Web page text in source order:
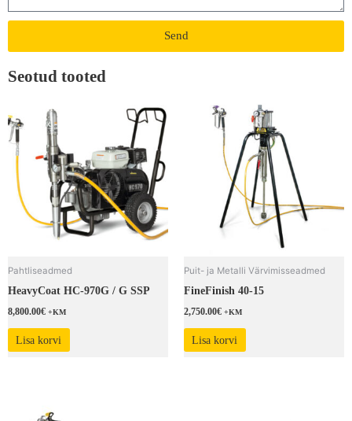
Send
Seotud tooted
Pahtliseadmed
HeavyCoat HC-970G / G SSP
8,800.00€ +KM
Lisa korvi
Puit- ja Metalli Värvimisseadmed
FineFinish 40-15
2,750.00€ +KM
Lisa korvi